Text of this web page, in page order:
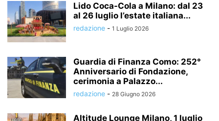
Lido Coca-Cola a Milano: dal 23
al 26 luglio l’estate italiana...
redazione - 1 Luglio 2026
Guardia di Finanza Como: 252°
Anniversario di Fondazione,
cerimonia a Palazzo...
redazione - 28 Giugno 2026
Altitude Lounge Milano, 1 luglio